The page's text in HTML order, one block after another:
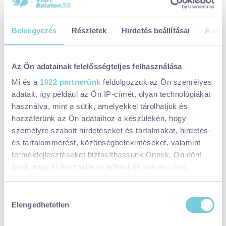
Beleegyezés Részletek Hirdetés beállításai A
Az Ön adatainak felelősségteljes felhasználása
Mi és a 1022 partnerünk feldolgozzuk az Ön személyes
adatait, így például az Ön IP-címét, olyan technológiákat
használva, mint a sütik, amelyekkel tárolhatjuk és
hozzáférünk az Ön adataihoz a készülékén, hogy
személyre szabott hirdetéseket és tartalmakat, hirdetés-
és tartalommérést, közönségbetekintéseket, valamint
termékfejlesztéseket biztosíthassunk Önnek. Ön dönt
arról, hogy ki használja az adatait és milyen célra.
Információgyűjtés az Ön földrajzi
kiválasztása
Elengedhetetlen
kerekezhettek a csatornák mentén. A terület nagy része
és ne térjetek le a kijelölt túra és kerékpár útvonalakról, tetemes
büntetés vár rátok, ha egy természetőrrel találkoztok a